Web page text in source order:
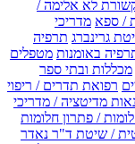
לא אלימה /
/ ספא מדריכי
גרינברג תרפיה
באומנות מטפלים
מכללות ובתי ספר
רפואת תדרים / ריפוי
מדיטציה / מדריכי
/ פתרון חלומות
/ שיטת ד"ר נאדר